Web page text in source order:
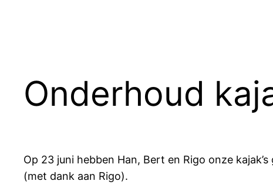
Onderhoud
Op 23 juni hebben Han, Bert en Rigo onze
(met dank aan Rigo).